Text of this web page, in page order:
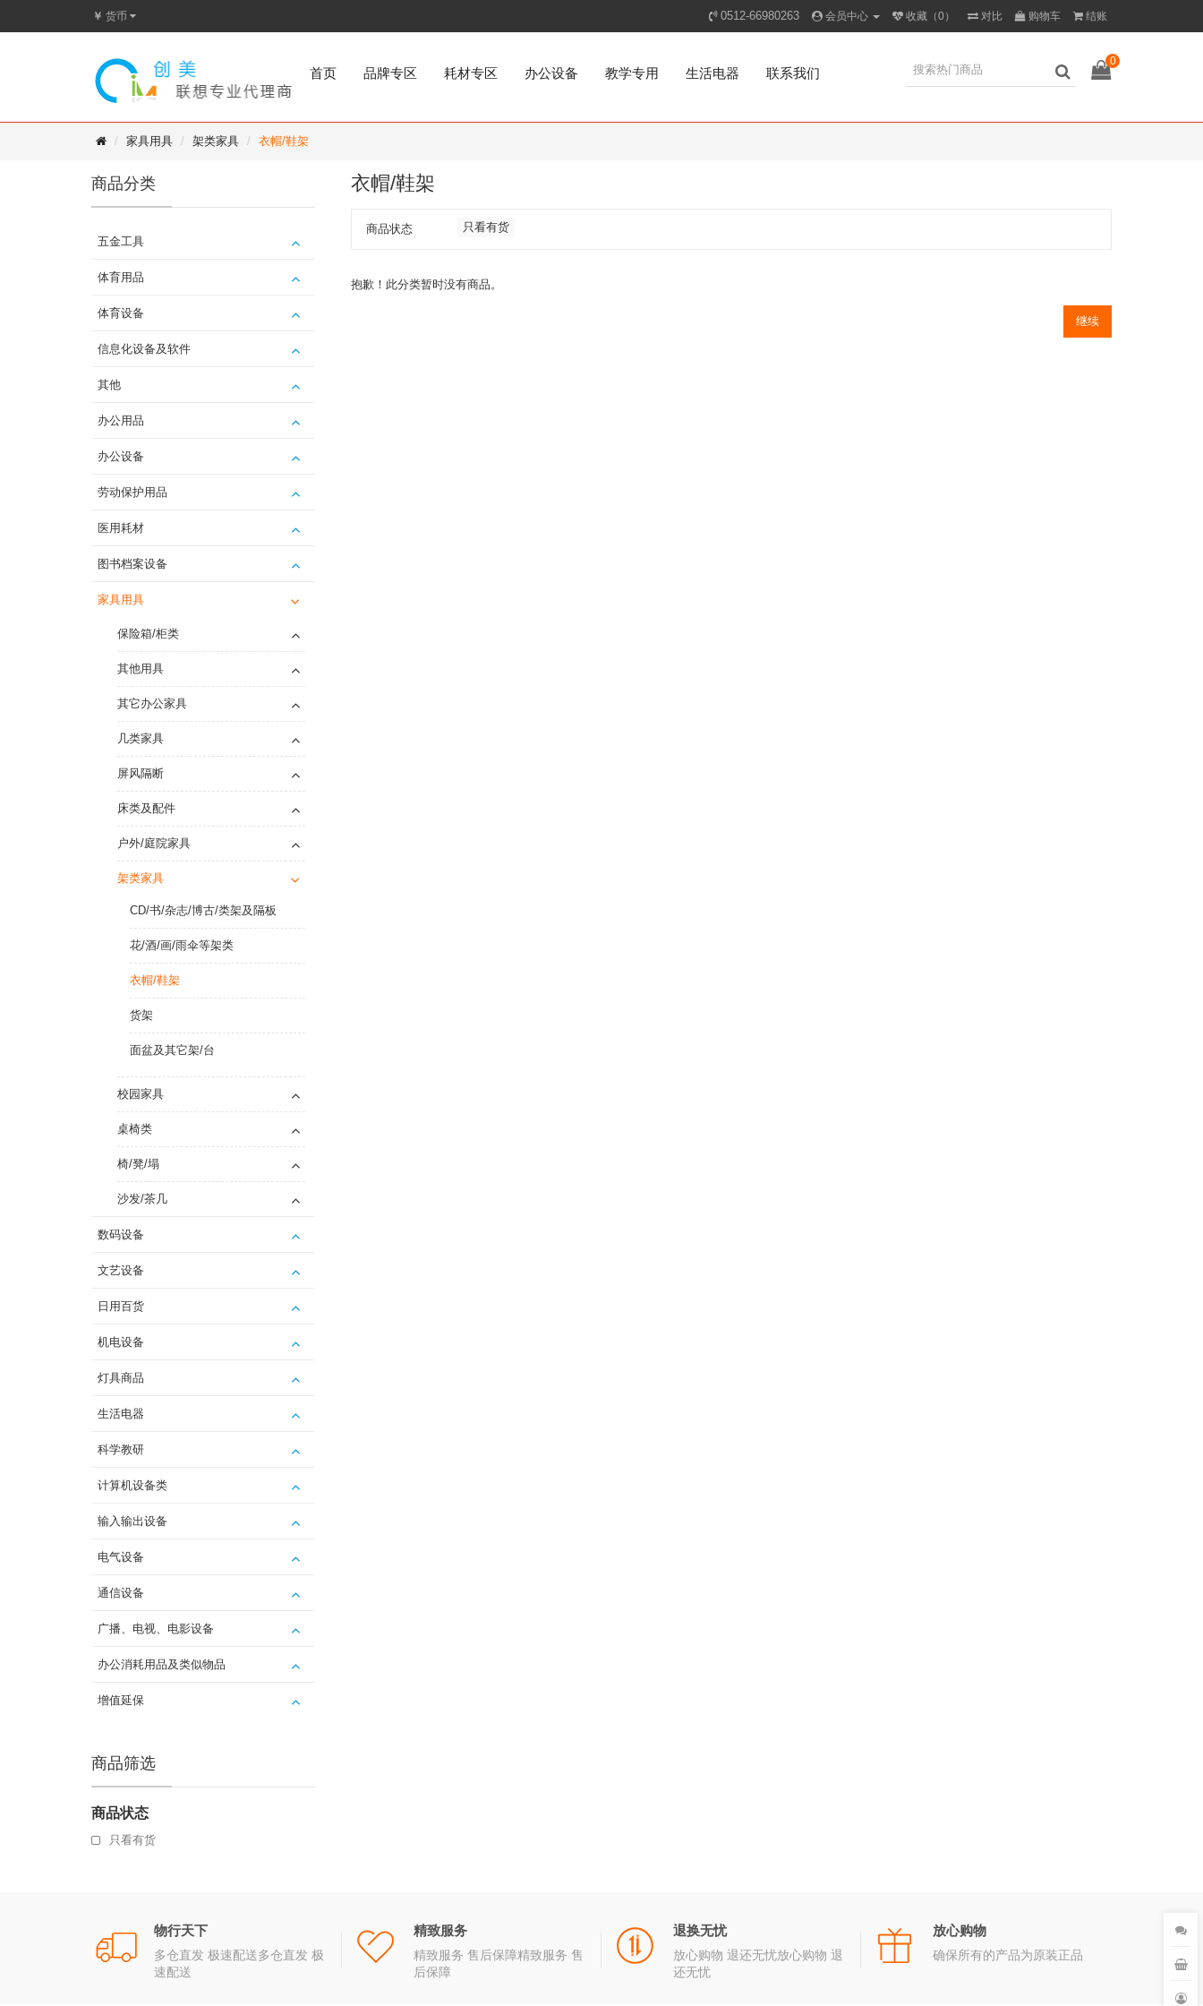
￥ 货币 0512-66980263 会员中心 收藏（0） 对比 购物车 结账
首页 品牌专区 耗材专区 办公设备 教学专用 生活电器 联系我们
0
家具用具 架类家具 衣帽/鞋架
商品分类
五金工具
体育用品
体育设备
信息化设备及软件
其他
办公用品
办公设备
劳动保护用品
医用耗材
图书档案设备
家具用具
保险箱/柜类
其他用具
其它办公家具
几类家具
屏风隔断
床类及配件
户外/庭院家具
架类家具
CD/书/杂志/博古/类架及隔板
花/酒/画/雨伞等架类
衣帽/鞋架
货架
面盆及其它架/台
校园家具
桌椅类
椅/凳/塌
沙发/茶几
数码设备
文艺设备
日用百货
机电设备
灯具商品
生活电器
科学教研
计算机设备类
输入输出设备
电气设备
通信设备
广播、电视、电影设备
办公消耗用品及类似物品
增值延保
商品筛选
商品状态
只看有货
衣帽/鞋架
商品状态 只看有货
抱歉！此分类暂时没有商品。
继续
物行天下
多仓直发 极速配送多仓直发 极
速配送
精致服务
精致服务 售后保障精致服务 售
后保障
退换无忧
放心购物 退还无忧放心购物 退
还无忧
放心购物
确保所有的产品为原装正品